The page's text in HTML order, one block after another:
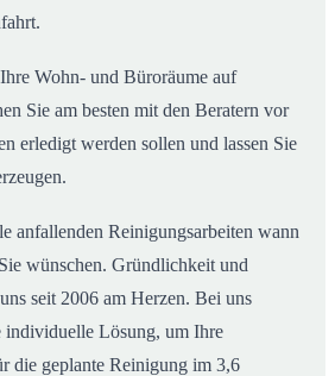
Wohn- und Büroräume auf
Sie am besten mit den Beratern vor
erledigt werden sollen und lassen Sie
anfallenden Reinigungsarbeiten wann
wünschen. Gründlichkeit und
seit 2006 am Herzen. Bei uns
individuelle Lösung, um Ihre
die geplante Reinigung im 3,6